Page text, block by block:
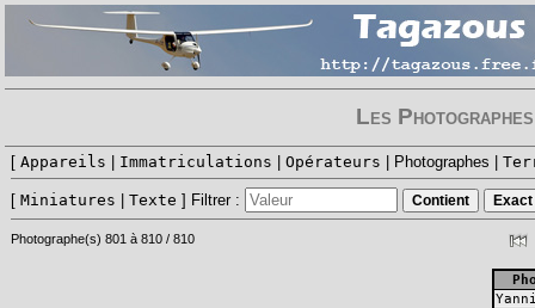
Les
[ Appareils | Immatriculations | Opérateurs | Photographes |
[ Miniatures Texte ] Filtrer :
Photographe(s) 801 à 810 / 810